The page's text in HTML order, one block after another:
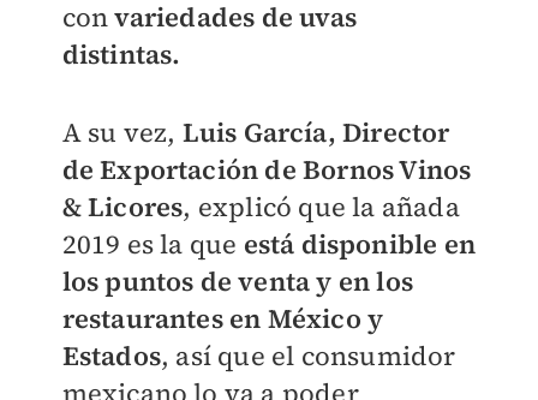
convariedades de uvas
distintas.
A su vez, Luis García, Director
de Exportación de Bornos Vinos
& Licores, explicó que la añada
2019 es la que está disponible en
los puntos de venta y en los
restaurantes en México y
Estados, así que el consumidor